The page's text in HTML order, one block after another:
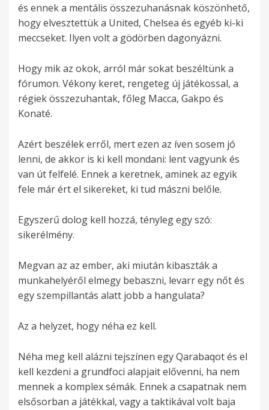
és ennek a mentális összezuhanásnak köszönhető,
hogy elvesztettük a United, Chelsea és egyéb ki-ki
meccseket. Ilyen volt a gödörben dagonyázni.
Hogy mik az okok, arról már sokat beszéltünk a
fórumon. Vékony keret, rengeteg új játékossal, a
régiek összezuhantak, főleg Macca, Gakpo és
Konaté.
Azért beszélek erről, mert ezen az íven sosem jó
lenni, de akkor is ki kell mondani: lent vagyunk és
van út felfelé. Ennek a keretnek, aminek az egyik
fele már ért el sikereket, ki tud mászni belőle.
Egyszerű dolog kell hozzá, tényleg egy szó:
sikerélmény.
Megvan az az ember, aki miután kibaszták a
munkahelyéről elmegy bebaszni, levarr egy nőt és
egy szempillantás alatt jobb a hangulata?
Az a helyzet, hogy néha ez kell.
Néha meg kell alázni tejszínen egy Qarabaqot és el
kell kezdeni a grundfoci alapjait elővenni, ha nem
mennek a komplex sémák. Ennek a csapatnak nem
elsősorban a játékkal, vagy a taktikával volt baja